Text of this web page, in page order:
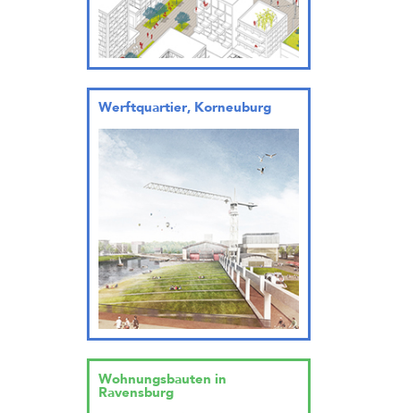
Werftquartier, Korneuburg
Wohnungsbauten in
Ravensburg